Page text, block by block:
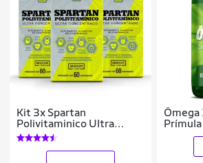
Kit 3x Spartan
Polivitaminico Ultra
Concentrado 60 comp
Ômega 3 6 e 9
Vitamina E 60